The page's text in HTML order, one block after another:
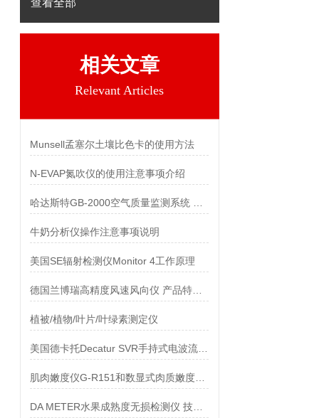
查看全部
相关文章
Relevant Articles
Munsell孟塞尔土壤比色卡的使用方法
N-EVAP氮吹仪的使用注意事项介绍
牛奶分析仪操作注意事项说明
美国SE辐射检测仪Monitor 4工作原理
植被/植物/叶片/叶绿素测定仪